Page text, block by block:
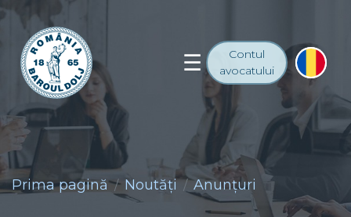
Contul
avocatului
Prima pagină Noutăţi Anunţuri